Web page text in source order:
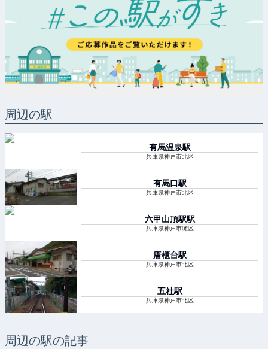
周辺の駅
有馬温泉駅
兵庫県神戸市北区
有馬口駅
兵庫県神戸市北区
六甲山頂駅駅
兵庫県神戸市灘区
唐櫃台駅
兵庫県神戸市北区
五社駅
兵庫県神戸市北区
周辺の駅の記事